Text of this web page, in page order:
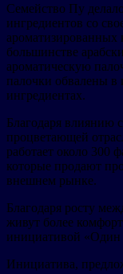
Семейство Пу
ингредиентов со
ароматизированных
большинстве
ароматическую
палочки обвалены в
ингредиентах.
Благодаря влиянию
процветающей
работает около 300
которые продают
внешнем рынке.
Благодаря росту
живут более
инициативой
Инициатива,